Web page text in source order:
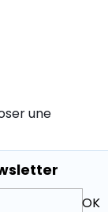
une
OK